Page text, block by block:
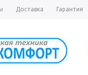
Доставка Гарантия